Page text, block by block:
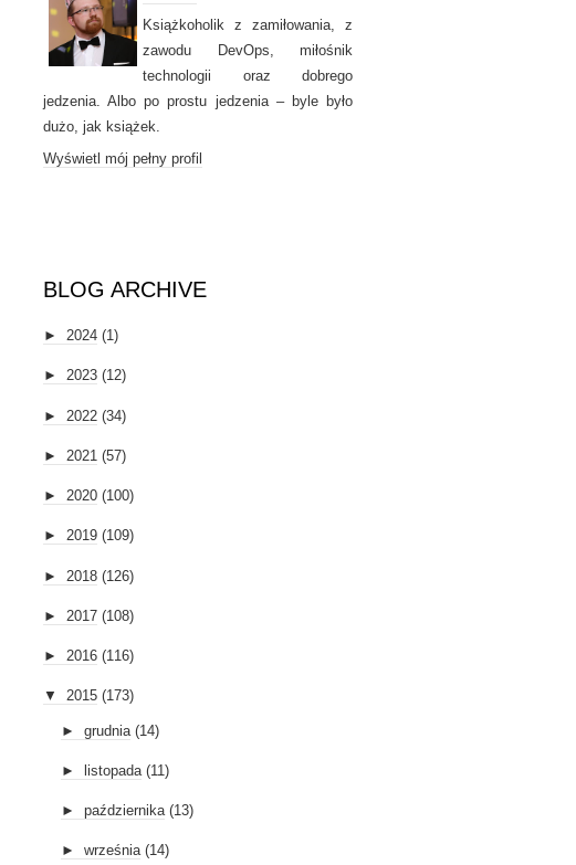
Książkoholik z zamiłowania, z
zawodu DevOps, miłośnik
technologii oraz dobrego
jedzenia. Albo po prostu jedzenia – byle było
dużo, jak książek.
Wyświetl mój pełny profil
BLOG ARCHIVE
► 2024 (1)
► 2023 (12)
► 2022 (34)
► 2021 (57)
► 2020 (100)
► 2019 (109)
► 2018 (126)
► 2017 (108)
► 2016 (116)
▼ 2015 (173)
► grudnia (14)
► listopada (11)
► października (13)
► września (14)